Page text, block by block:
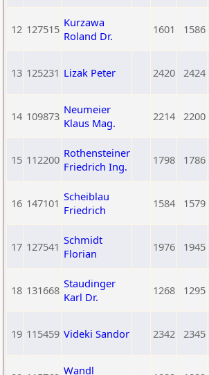
12 127515 Kurzawa
Roland Dr.
1601 1586
13 125231 Lizak Peter 2420 2424
14 109873 Neumeier
Klaus Mag.
2214 2200
15 112200 Rothensteiner
Friedrich Ing.
1798 1786
16 147101 Scheiblau
Friedrich
1584 1579
17 127541 Schmidt
Florian
1976 1945
18 131668 Staudinger
Karl Dr.
1268 1295
19 115459 Videki Sandor 2342 2345
Wandl